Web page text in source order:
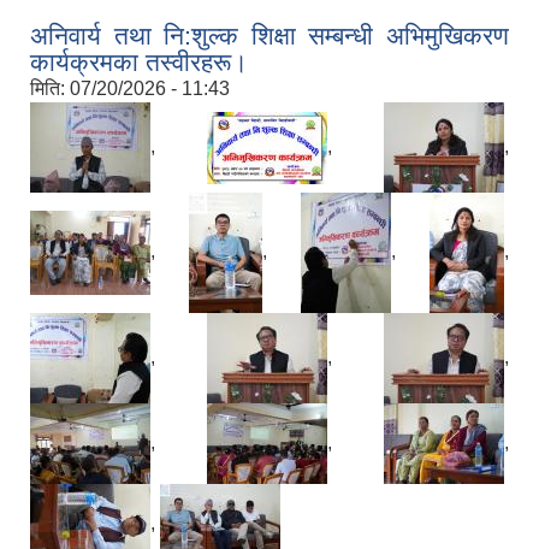
अनिवार्य तथा नि:शुल्क शिक्षा सम्बन्धी अभिमुखिकरण
कार्यक्रमका तस्वीरहरू।
मिति: 07/20/2026 - 11:43
, , ,
, , , ,
, , ,
, , ,
,